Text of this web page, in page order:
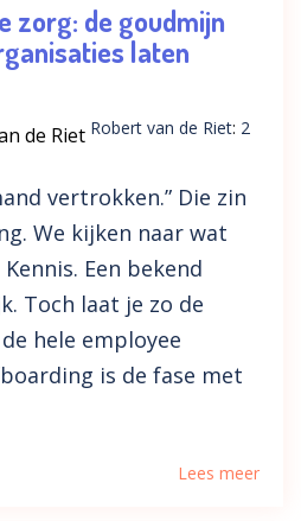
zorg: de goudmijn
laten
Robert van de Riet: 2
vertrokken.” Die zin
We kijken naar wat
Een bekend
Toch laat je zo de
hele employee
is de fase met
Lees meer